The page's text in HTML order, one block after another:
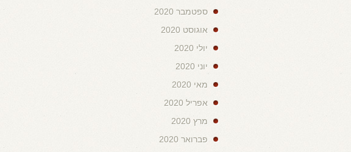
ספטמבר 2020
אוגוסט 2020
יולי 2020
יוני 2020
מאי 2020
אפריל 2020
מרץ 2020
פברואר 2020